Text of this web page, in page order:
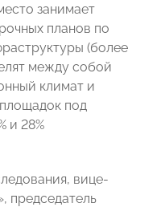
занимает
планов по
(более
между собой
климат и
под
и 28%
вице-